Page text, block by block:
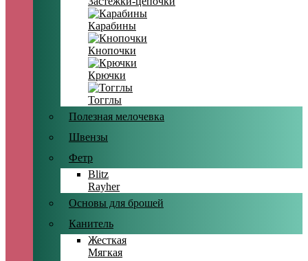
Карабины
Кнопочки
Крючки
Тогглы
Полезная мелочевка
Швензы
Фетр
Blitz
Rayher
Основы для брошей
Канитель
Жесткая
Мягкая